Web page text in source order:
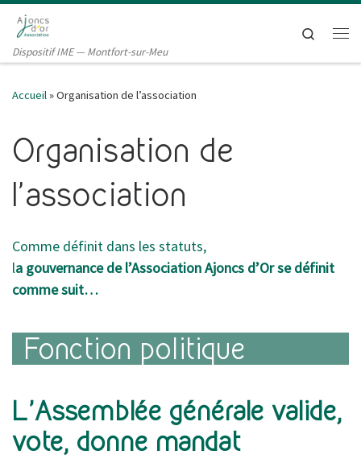
Passer au contenu
Dispositif IME — Montfort-sur-Meu
Search
Accueil»Organisation de l’association
Organisation de
l’association
Comme définit dans les statuts,
la gouvernance de l’Association Ajoncs d’Or se définit
comme suit…
Fonction politique
L’Assemblée générale valide,
vote, donne mandat